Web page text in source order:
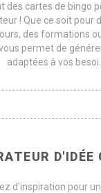
des cartes de bingo
! Que ce soit pour
des formations
permet de
adaptées à vos besoi...
D'IDÉE
d'inspiration pour